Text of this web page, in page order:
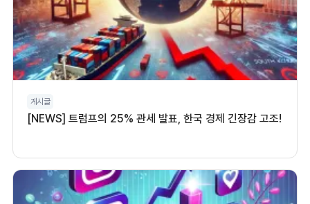
게시글
[NEWS] 트럼프의 25% 관세 발표, 한국 경제 긴장감 고조!